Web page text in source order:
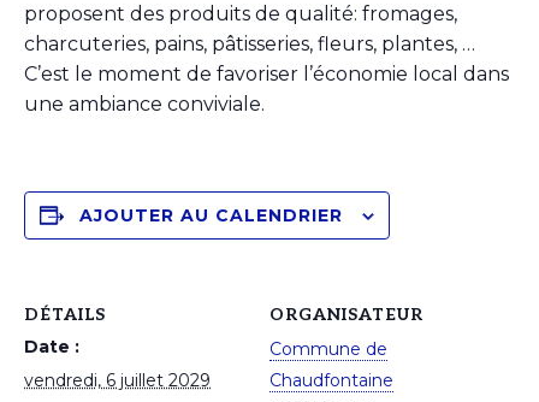
proposent des produits de qualité: fromages,
charcuteries, pains, pâtisseries, fleurs, plantes, …
C’est le moment de favoriser l’économie local dans
une ambiance conviviale.
AJOUTER AU CALENDRIER
DÉTAILS
Date :
vendredi, 6 juillet 2029
ORGANISATEUR
Commune de
Chaudfontaine